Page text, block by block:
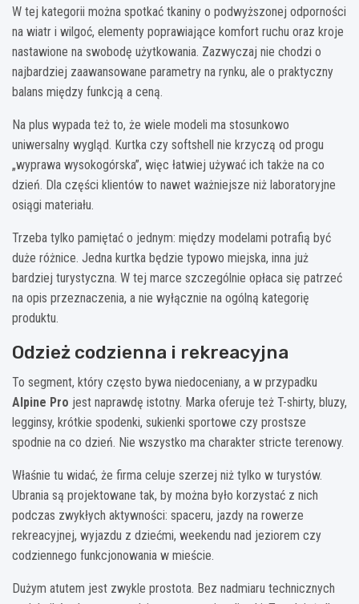
W tej kategorii można spotkać tkaniny o podwyższonej odporności
na wiatr i wilgoć, elementy poprawiające komfort ruchu oraz kroje
nastawione na swobodę użytkowania. Zazwyczaj nie chodzi o
najbardziej zaawansowane parametry na rynku, ale o praktyczny
balans między funkcją a ceną.
Na plus wypada też to, że wiele modeli ma stosunkowo
uniwersalny wygląd. Kurtka czy softshell nie krzyczą od progu
„wyprawa wysokogórska”, więc łatwiej używać ich także na co
dzień. Dla części klientów to nawet ważniejsze niż laboratoryjne
osiągi materiału.
Trzeba tylko pamiętać o jednym: między modelami potrafią być
duże różnice. Jedna kurtka będzie typowo miejska, inna już
bardziej turystyczna. W tej marce szczególnie opłaca się patrzeć
na opis przeznaczenia, a nie wyłącznie na ogólną kategorię
produktu.
Odzież codzienna i rekreacyjna
To segment, który często bywa niedoceniany, a w przypadku
Alpine Pro jest naprawdę istotny. Marka oferuje też T-shirty, bluzy,
legginsy, krótkie spodenki, sukienki sportowe czy prostsze
spodnie na co dzień. Nie wszystko ma charakter stricte terenowy.
Właśnie tu widać, że firma celuje szerzej niż tylko w turystów.
Ubrania są projektowane tak, by można było korzystać z nich
podczas zwykłych aktywności: spaceru, jazdy na rowerze
rekreacyjnej, wyjazdu z dziećmi, weekendu nad jeziorem czy
codziennego funkcjonowania w mieście.
Dużym atutem jest zwykle prostota. Bez nadmiaru technicznych